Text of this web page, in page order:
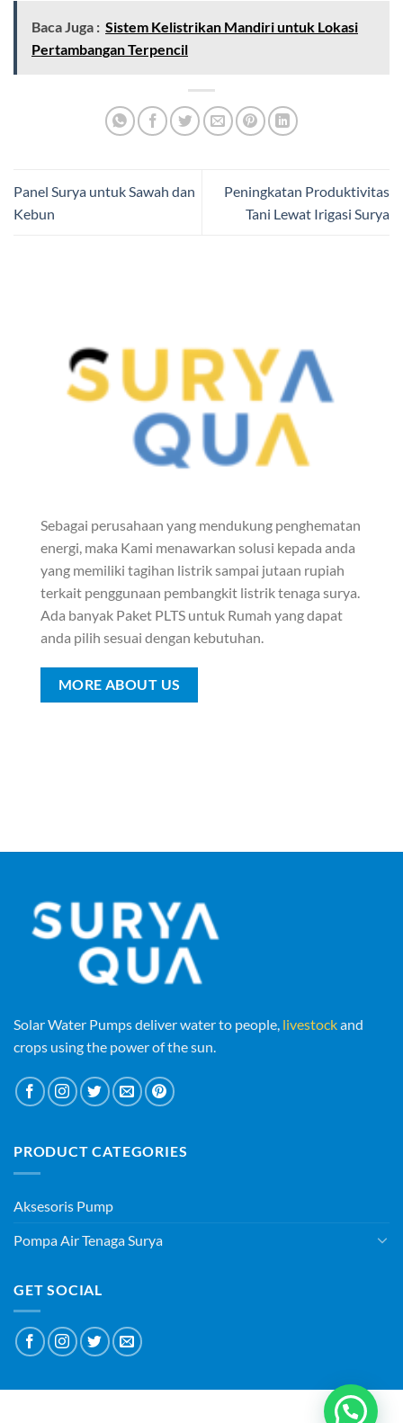
Baca Juga : Sistem Kelistrikan Mandiri untuk Lokasi
Pertambangan Terpencil
Panel Surya untuk Sawah dan
Kebun
Peningkatan Produktivitas
Tani Lewat Irigasi Surya
Sebagai perusahaan yang mendukung penghematan
energi, maka Kami menawarkan solusi kepada anda
yang memiliki tagihan listrik sampai jutaan rupiah
terkait penggunaan pembangkit listrik tenaga surya.
Ada banyak Paket PLTS untuk Rumah yang dapat
anda pilih sesuai dengan kebutuhan.
MORE ABOUT US
Solar Water Pumps deliver water to people, livestockand
crops using the power of the sun.
PRODUCT CATEGORIES
Aksesoris Pump
Pompa Air Tenaga Surya
GET SOCIAL